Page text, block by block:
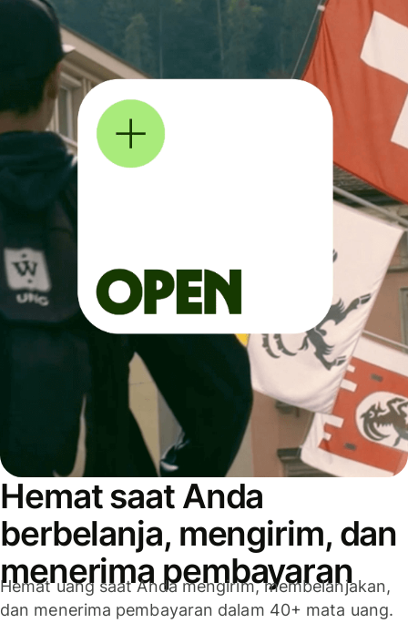
Hemat saat Anda
berbelanja, mengirim, dan
menerima pembayaran
Hemat uang saat Anda mengirim, membelanjakan,
dan menerima pembayaran dalam 40+ mata uang.